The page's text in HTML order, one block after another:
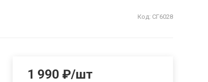
Код: СГ6028
1 990 ₽/шт